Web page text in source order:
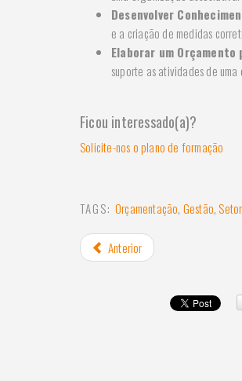
Desenvolver
e a criação de medidas
Elaborar um
suporte as atividades de
Ficou interessado(a)?
Solicite-nos o plano de formação
TAGS: Orçamentação, Gestão,
Anterior